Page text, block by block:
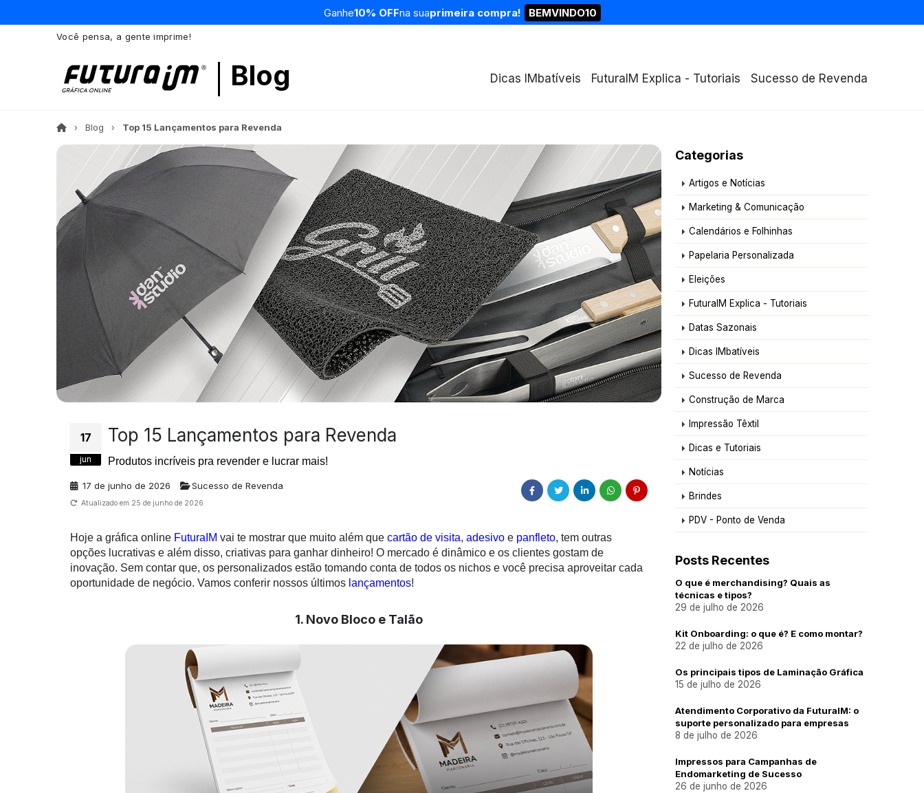
Ganhe10% OFFna suaprimeira compra! BEMVINDO10
Você pensa, a gente imprime!
Blog Dicas IMbatíveis FuturaIM Explica - Tutoriais Sucesso de Revenda
Blog Top 15 Lançamentos para Revenda
17
jun
Top 15 Lançamentos para Revenda
Produtos incríveis pra revender e lucrar mais!
17 de junho de 2026 Sucesso de Revenda
Atualizado em 25 de junho de 2026
Hoje a gráfica online FuturaIM vai te mostrar que muito além que cartão de visita, adesivo e panfleto, tem outras
opções lucrativas e além disso, criativas para ganhar dinheiro! O mercado é dinâmico e os clientes gostam de
inovação. Sem contar que, os personalizados estão tomando conta de todos os nichos e você precisa aproveitar cada
oportunidade de negócio. Vamos conferir nossos últimos lançamentos!
1. Novo Bloco e Talão
Categorias
Artigos e Notícias
Marketing & Comunicação
Calendários e Folhinhas
Papelaria Personalizada
Eleições
FuturaIM Explica - Tutoriais
Datas Sazonais
Dicas IMbatíveis
Sucesso de Revenda
Construção de Marca
Impressão Têxtil
Dicas e Tutoriais
Notícias
Brindes
PDV - Ponto de Venda
Posts Recentes
O que é merchandising? Quais as
técnicas e tipos?
29 de julho de 2026
Kit Onboarding: o que é? E como montar?
22 de julho de 2026
Os principais tipos de Laminação Gráfica
15 de julho de 2026
Atendimento Corporativo da FuturaIM: o
suporte personalizado para empresas
8 de julho de 2026
Impressos para Campanhas de
Endomarketing de Sucesso
26 de junho de 2026